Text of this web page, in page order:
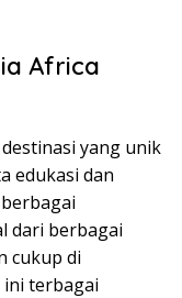
Africa
yang unik
edukasi dan
dari berbagai
cukup di
ini terbagai